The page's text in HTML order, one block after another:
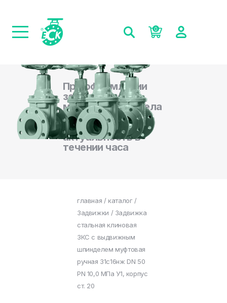
0
При оформлении
заказа на сайте,
менеджеры отдела
продаж
подтверждают
актуальность в
течении часа
главная / каталог/
Задвижки / Задвижка
стальная клиновая
ЗКС с выдвижным
шпинделем муфтовая
ручная 31с16нж DN 50
PN 10,0 МПа У1, корпус
ст. 20